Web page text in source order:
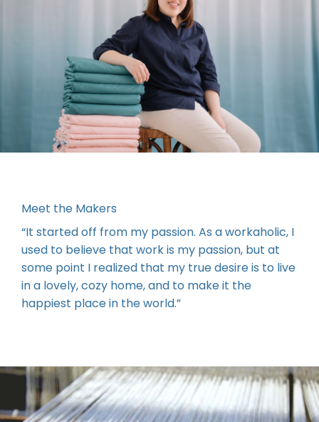
Meet the Makers
“It started off from my passion. As a workaholic, I
used to believe that work is my passion, but at
some point I realized that my true desire is to live
in a lovely, cozy home, and to make it the
happiest place in the world.”